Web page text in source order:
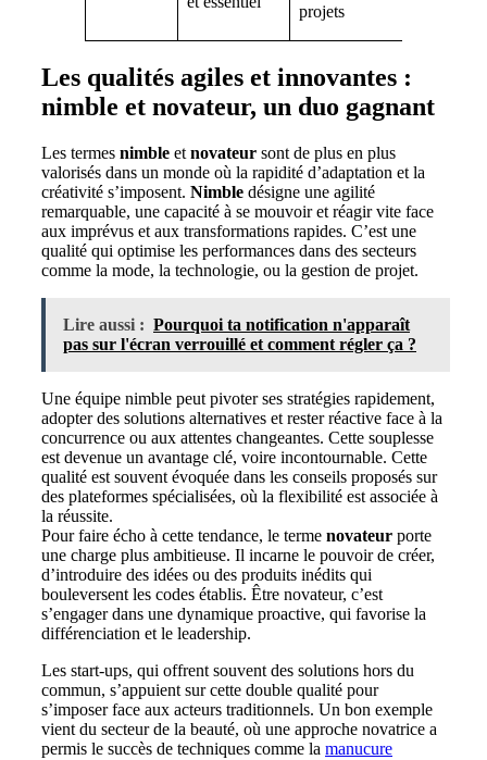
projets
Les qualités agiles et innovantes :
nimble et novateur, un duo gagnant
Les termes nimble et novateur sont de plus en plus
valorisés dans un monde où la rapidité d’adaptation et la
créativité s’imposent. Nimble désigne une agilité
remarquable, une capacité à se mouvoir et réagir vite face
aux imprévus et aux transformations rapides. C’est une
qualité qui optimise les performances dans des secteurs
comme la mode, la technologie, ou la gestion de projet.
Lire aussi : Pourquoi ta notification n'apparaît
pas sur l'écran verrouillé et comment régler ça ?
Une équipe nimble peut pivoter ses stratégies rapidement,
adopter des solutions alternatives et rester réactive face à la
concurrence ou aux attentes changeantes. Cette souplesse
est devenue un avantage clé, voire incontournable. Cette
qualité est souvent évoquée dans les conseils proposés sur
des plateformes spécialisées, où la flexibilité est associée à
la réussite.
Pour faire écho à cette tendance, le terme novateur porte
une charge plus ambitieuse. Il incarne le pouvoir de créer,
d’introduire des idées ou des produits inédits qui
bouleversent les codes établis. Être novateur, c’est
s’engager dans une dynamique proactive, qui favorise la
différenciation et le leadership.
Les start-ups, qui offrent souvent des solutions hors du
commun, s’appuient sur cette double qualité pour
s’imposer face aux acteurs traditionnels. Un bon exemple
vient du secteur de la beauté, où une approche novatrice a
permis le succès de techniques comme la manucure